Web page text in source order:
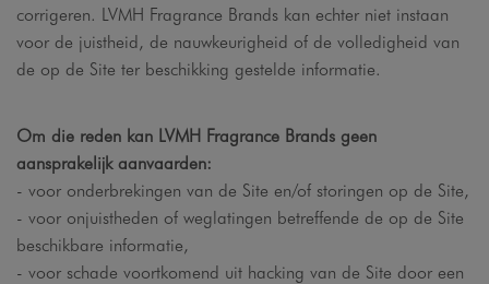
corrigeren. LVMH Fragrance Brands kan echter niet instaan
voor de juistheid, de nauwkeurigheid of de volledigheid van
de op de Site ter beschikking gestelde informatie.
Om die reden kan LVMH Fragrance Brands geen
aansprakelijk aanvaarden:
- voor onderbrekingen van de Site en/of storingen op de Site,
- voor onjuistheden of weglatingen betreffende de op de Site
beschikbare informatie,
- voor schade voortkomend uit hacking van de Site door een